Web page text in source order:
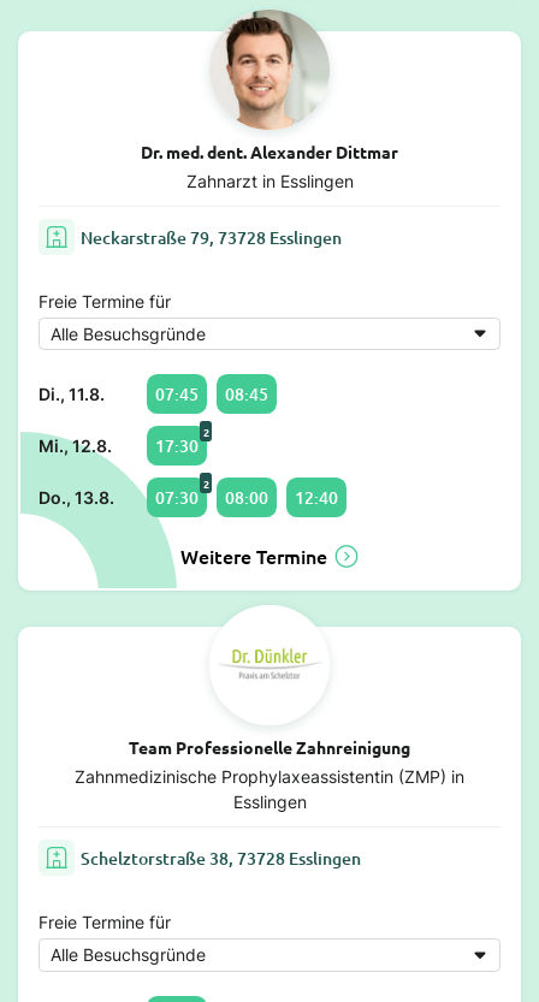
Dr. med. dent. Alexander Dittmar
Zahnarzt in Esslingen
Neckarstraße 79, 73728 Esslingen
Freie Termine für
Di., 11.8. 07:45 08:45
Mi., 12.8. 17:30
2
Do., 13.8. 07:30
2
08:00 12:40
Weitere Termine
Team Professionelle Zahnreinigung
Zahnmedizinische Prophylaxeassistentin (ZMP) in
Esslingen
Schelztorstraße 38, 73728 Esslingen
Freie Termine für